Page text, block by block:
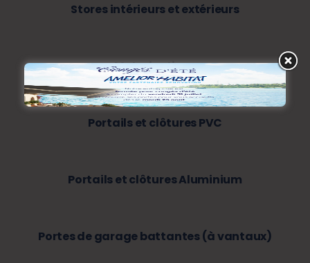
Stores intérieurs et extérieurs
Motorisations
Portails et clôtures PVC
Portails et clôtures Aluminium
Portes de garage battantes (à vantaux)